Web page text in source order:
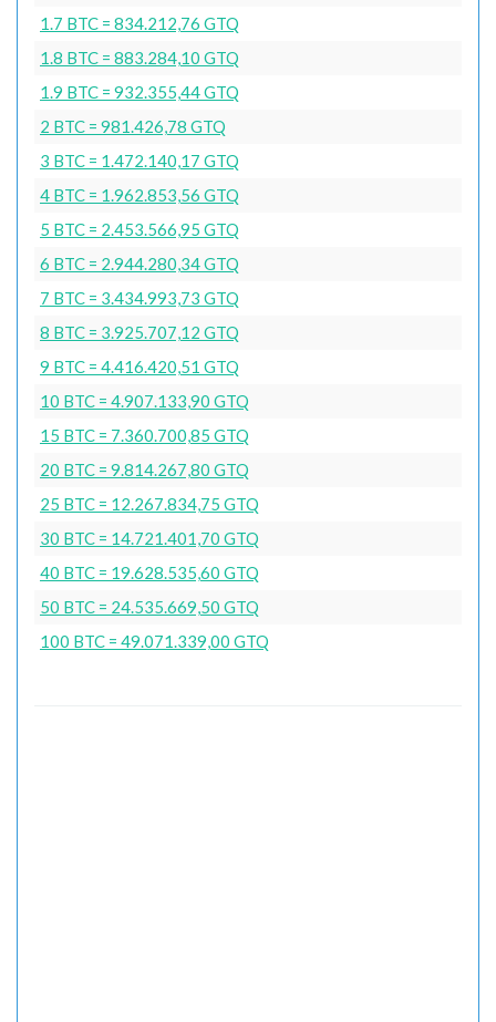
1.7 BTC = 834.212,76 GTQ
1.8 BTC = 883.284,10 GTQ
1.9 BTC = 932.355,44 GTQ
2 BTC = 981.426,78 GTQ
3 BTC = 1.472.140,17 GTQ
4 BTC = 1.962.853,56 GTQ
5 BTC = 2.453.566,95 GTQ
6 BTC = 2.944.280,34 GTQ
7 BTC = 3.434.993,73 GTQ
8 BTC = 3.925.707,12 GTQ
9 BTC = 4.416.420,51 GTQ
10 BTC = 4.907.133,90 GTQ
15 BTC = 7.360.700,85 GTQ
20 BTC = 9.814.267,80 GTQ
25 BTC = 12.267.834,75 GTQ
30 BTC = 14.721.401,70 GTQ
40 BTC = 19.628.535,60 GTQ
50 BTC = 24.535.669,50 GTQ
100 BTC = 49.071.339,00 GTQ